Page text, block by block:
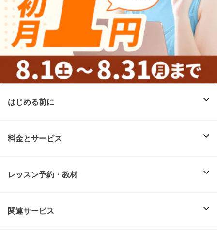
はじめる前に
料金とサービス
レッスン予約・教材
関連サービス